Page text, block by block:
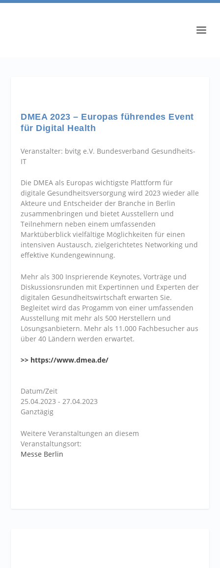
DMEA 2023 – Europas führendes Event
für Digital Health
Veranstalter: bvitg e.V. Bundesverband Gesundheits-
IT
Die DMEA als Europas wichtigste Plattform für
digitale Gesundheitsversorgung wird 2023 wieder alle
Akteure und Entscheider der Branche in Berlin
zusammenbringen und bietet Ausstellern und
Teilnehmern neben einem umfassenden
Marktüberblick vielfältige Möglichkeiten für einen
intensiven Austausch, zielgerichtetes Networking und
effektive Kundengewinnung.
Mehr als 300 Insprierende Keynotes, Vorträge und
Diskussionsrunden mit Expertinnen und Experten der
digitalen Gesundheitswirtschaft erwarten Sie.
Begleitet wird das Progamm von einer umfassenden
Ausstellung mit mehr als 500 Herstellern und
Lösungsanbietern. Mehr als 11.000 Fachbesucher aus
über 40 Ländern werden erwartet.
>> https://www.dmea.de/
Datum/Zeit
25.04.2023 - 27.04.2023
Ganztägig
Weitere Veranstaltungen an diesem
Veranstaltungsort:
Messe Berlin